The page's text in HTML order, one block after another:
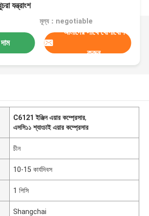
যন্ত্রাংশ
মূল্য：negotiable
আমাদের সাথে যোগাযোগ
করুন
C6121 ইঞ্জিন এয়ার কম্প্রেসার,
এসসি১১ শ্যাংচাই এয়ার কম্প্রেসার
চীন
10-15 কার্যদিবস
1 পিসি
Shangchai